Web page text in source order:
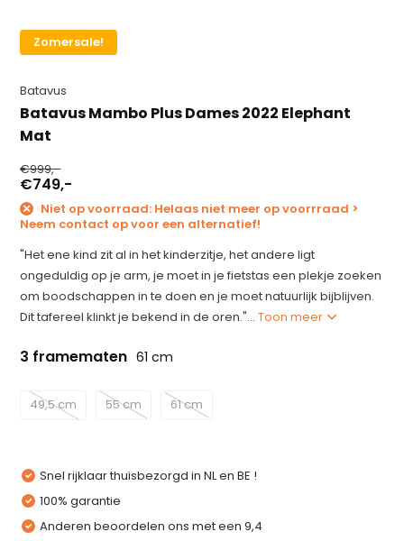
Zomersale!
Batavus
Batavus Mambo Plus Dames 2022 Elephant
Mat
€999,-
€749,-
Niet op voorraad: Helaas niet meer op voorrraad >
Neem contact op voor een alternatief!
"Het ene kind zit al in het kinderzitje, het andere ligt
ongeduldig op je arm, je moet in je fietstas een plekje zoeken
om boodschappen in te doen en je moet natuurlijk bijblijven.
Dit tafereel klinkt je bekend in de oren."...Toon meer
3 framematen 61 cm
49,5 cm 55 cm 61 cm
Snel rijklaar thuisbezorgd in NL en BE !
100% garantie
Anderen beoordelen ons met een 9,4